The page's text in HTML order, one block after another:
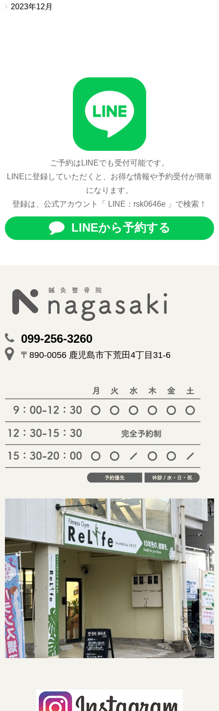
2023年12月
ご予約はLINEでも受付可能です。
LINEに登録していただくと、お得な情報や予約受付が簡単
になります。
登録は、公式アカウント「 LINE：rsk0646e 」で検索！
LINEから予約する
099-256-3260
〒890-0056 鹿児島市下荒田4丁目31-6